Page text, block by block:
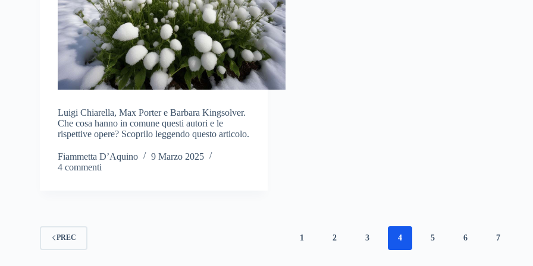
Luigi Chiarella, Max Porter e Barbara Kingsolver.
Che cosa hanno in comune questi autori e le
rispettive opere? Scoprilo leggendo questo articolo.
Fiammetta D’Aquino
9 Marzo 2025
4 commenti
PREC 1 2 3 4 5 6 7